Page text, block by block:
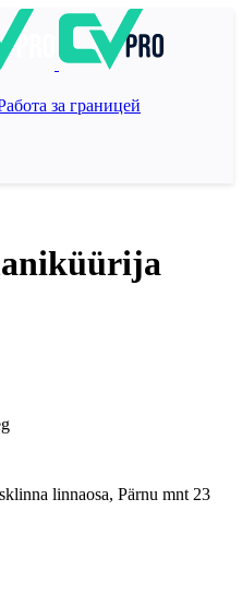
за границей
linnaosa, Pärnu mnt 23